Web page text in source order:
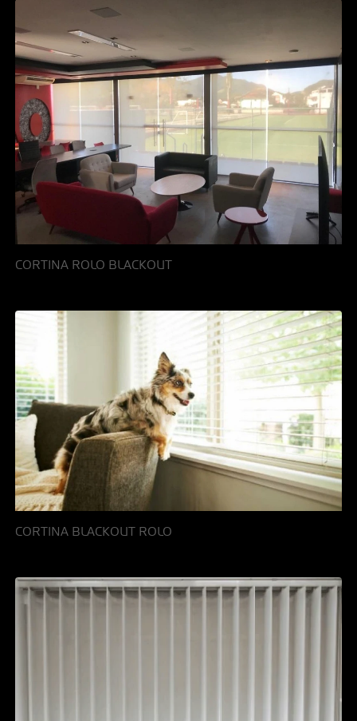
CORTINA ROLO BLACKOUT
CORTINA BLACKOUT ROLO